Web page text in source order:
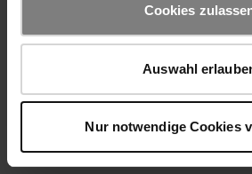
Cookies
Auswahl
Nur notwendige Cookies